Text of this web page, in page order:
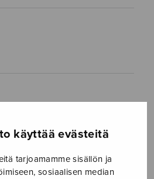
käyttää evästeitä
tarjoamamme sisällön ja
sosiaalisen median
homo_S3215